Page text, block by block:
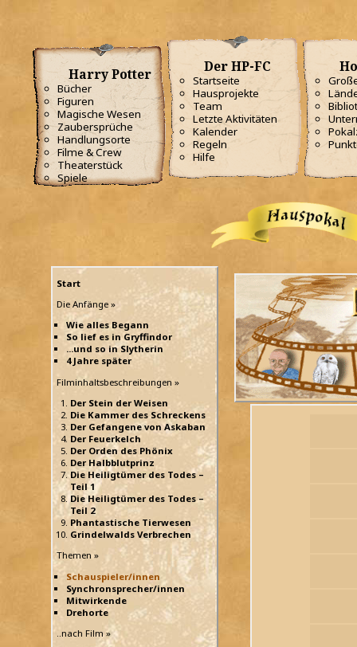
Harry Potter
Bücher
Figuren
Magische Wesen
Zaubersprüche
Handlungsorte
Filme & Crew
Theaterstück
Spiele
Der HP-FC
Startseite
Hausprojekte
Team
Letzte Aktivitäten
Kalender
Regeln
Hilfe
Start
Die Anfänge »
Wie alles Begann
So lief es in Gryffindor
...und so in Slytherin
4 Jahre später
Filminhaltsbeschreibungen »
Der Stein der Weisen
Die Kammer des Schreckens
Der Gefangene von Askaban
Der Feuerkelch
Der Orden des Phönix
Der Halbblutprinz
Die Heiligtümer des Todes –
Teil 1
Die Heiligtümer des Todes –
Teil 2
Phantastische Tierwesen
Grindelwalds Verbrechen
Themen »
Schauspieler/innen
Synchronsprecher/innen
Mitwirkende
Drehorte
..nach Film »